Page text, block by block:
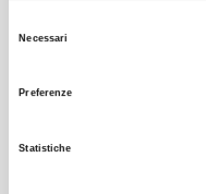
Necessari
Preferenze
Statistiche